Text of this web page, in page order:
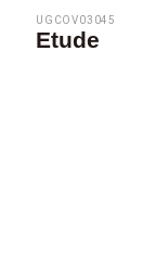
UGCOV03045
Etude